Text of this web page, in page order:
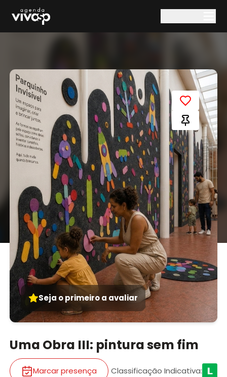
Seja o primeiro a avaliar
Uma Obra III: pintura sem fim
Marcar presença Classificação Indicativa: